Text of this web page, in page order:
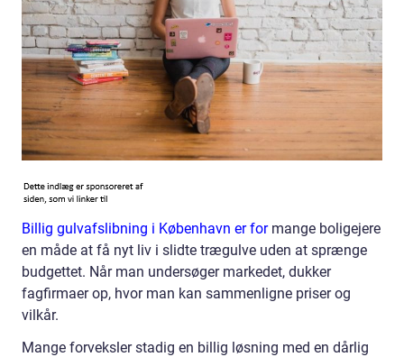
Billig gulvafslibning i København er formange boligejere
en måde at få nyt liv i slidte trægulve uden at sprænge
budgettet. Når man undersøger markedet, dukker
fagfirmaer op, hvor man kan sammenligne priser og
vilkår.
Mange forveksler stadig en billig løsning med en dårlig